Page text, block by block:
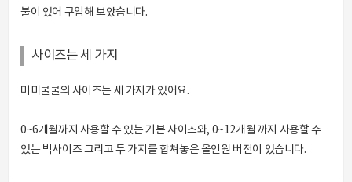
불이 있어 구입해 보았습니다.
사이즈는 세 가지
머미쿨쿨의 사이즈는 세 가지가 있어요.
0~6개월까지 사용할 수 있는 기본 사이즈와, 0~12개월 까지 사용할 수
있는 빅사이즈 그리고 두 가지를 합쳐놓은 올인원 버전이 있습니다.